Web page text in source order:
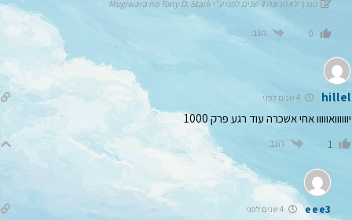
נערך לאחרונה 4 שנים לפני ע"י Mugiwara no Tony D. Stark
0 הגב
hillel 4 שנים לפני
יוווווואווווו אחי אשׁכרה עוד רגע פּרק 1000
1 הגב
eee3